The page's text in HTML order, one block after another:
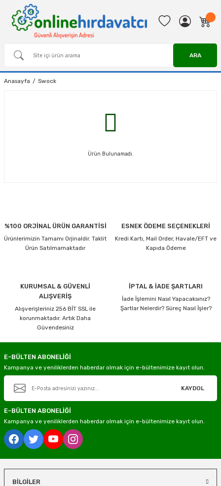
ARA
Anasayfa Swock
Ürün Bulunamadı.
%100 ORJİNAL ÜRÜN GARANTİSİ
Ürünlerimizin Tamamı Orjinaldir. Taklit
Ürün Satılmamaktadır
ESNEK ÖDEME SEÇENEKLERİ
Kredi Kartı, Mail Order, Havale/EFT ve
Kapıda Ödeme
KURUMSAL & GÜVENLİ
ALIŞVERİŞ
Alışverişleriniz 256 BİT SSL ile
korunmaktadır. Artık Daha
Güvendesiniz
İPTAL & İADE ŞARTLARI
İade İşlemini Nasıl Yapacaksınız?
Şartlar Nelerdir? Süreç Nasıl İşler?
E-BÜLTEN ABONELİĞİ
Kampanya ve yeniliklerden haberdar olmak için e-bültenimize kayıt olun.
KAYDOL
E-BÜLTEN ABONELİĞİ
Kampanya ve yeniliklerden haberdar olmak için e-bültenimize kayıt olun.
BİLGİLER